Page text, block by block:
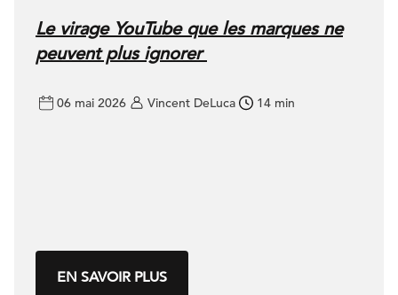
Le virage YouTube que les marques ne
peuvent plus ignorer
06 mai 2026 Vincent DeLuca 14 min
EN SAVOIR PLUS